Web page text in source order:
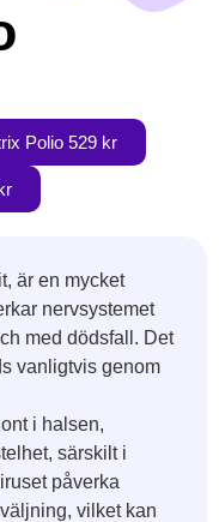
Polio 529 kr
är en mycket
nervsystemet
med dödsfall. Det
vanligtvis genom
i halsen,
särskilt i
påverka
vilket kan